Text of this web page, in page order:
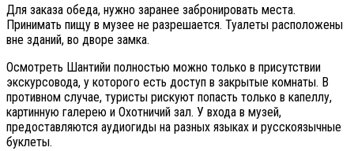
Для заказа обеда, нужно заранее забронировать места.
Принимать пищу в музее не разрешается. Туалеты расположены
вне зданий, во дворе замка.
Осмотреть Шантийи полностью можно только в присутствии
экскурсовода, у которого есть доступ в закрытые комнаты. В
противном случае, туристы рискуют попасть только в капеллу,
картинную галерею и Охотничий зал. У входа в музей,
предоставляются аудиогиды на разных языках и русскоязычные
буклеты.